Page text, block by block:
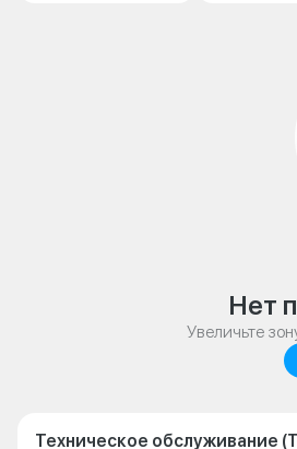
Нет
Увеличьте
Техническое обслуживание